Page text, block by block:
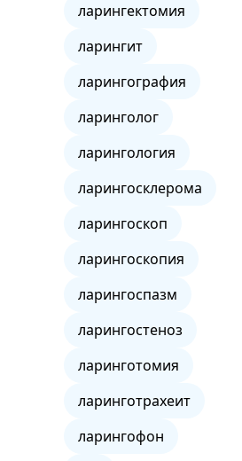
ларингектомия
ларингит
ларингография
ларинголог
ларингология
ларингосклерома
ларингоскоп
ларингоскопия
ларингоспазм
ларингостеноз
ларинготомия
ларинготрахеит
ларингофон